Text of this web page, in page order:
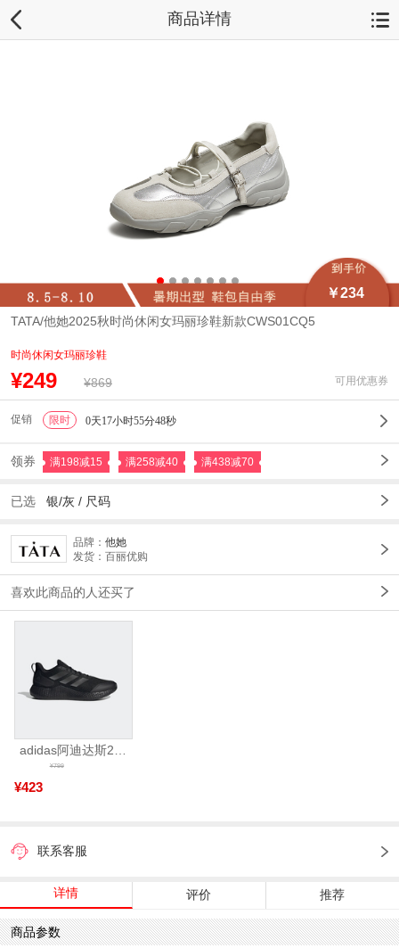
商品详情
￥234
TATA/他她2025秋时尚休闲女玛丽珍鞋新款CWS01CQ5
时尚休闲女玛丽珍鞋
¥249 ¥869 可用优惠券
促销 限时 0天17小时55分47秒
领券 满198减15 满258减40 满438减70
已选 银/灰 / 尺码
品牌： 他她
发货：百丽优购
喜欢此商品的人还买了
adidas阿迪达斯2025中性edge gamedaySPW FTW-跑步GW2499
¥423
¥799
联系客服
详情 评价 推荐
商品参数